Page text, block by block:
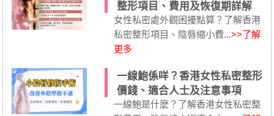
整形項目、費用及恢復期詳解
女性私密處外觀困擾點算？了解香港
私密整形項目、陰唇縮小費...>>了解
更多
一線鮑係咩？香港女性私密整形
價錢、適合人士及注意事項
一線鮑是什麼？了解香港女性私密整